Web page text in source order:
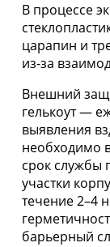
В процессе
царапин и
из-за
Внешний
гелькоут —
выявления
необходимо
срок службы
участки
течение 2–4
барьерный